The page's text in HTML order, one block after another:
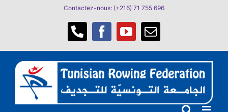
Contactez-nous: (+216) 71 755 696
Téléphone
Facebook
YouTube
Email